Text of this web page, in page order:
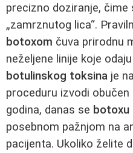
precizno doziranje, čime
„zamrznutog lica“.
botoxom čuva prirodnu
neželjene linije koje
botulinskog toksina je
proceduru izvodi
godina, danas se botoxu
posebnom pažnjom na
pacijenta. Ukoliko želite